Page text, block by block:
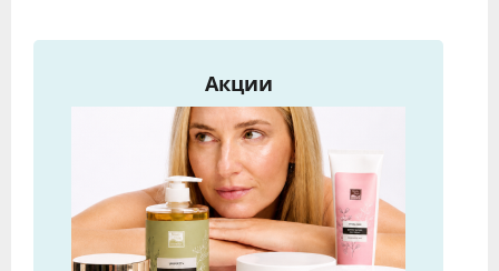
Акции